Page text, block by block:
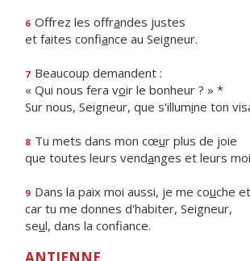
6 Offrez les offrandes justes
et faites confiance au Seigneur.
7 Beaucoup demandent :
« Qui nous fera voir le bonheur ? » *
Sur nous, Seigneur, que s'illumine ton
8 Tu mets dans mon cœur plus de joie
que toutes leurs vendanges et leurs
9 Dans la paix moi aussi, je me couche
car tu me donnes d'habiter, Seigneur,
seul, dans la confiance.